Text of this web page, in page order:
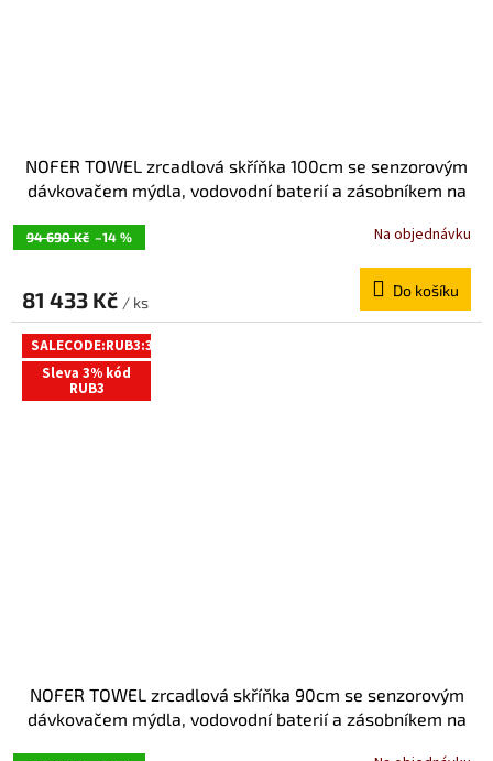
94 690 Kč –14 %
NOFER TOWEL zrcadlová skříňka 100cm se senzorovým
dávkovačem mýdla, vodovodní baterií a zásobníkem na
Na objednávku
81 433 Kč / ks
Do košíku
SALECODE:RUB3:3:%
Sleva 3% kód
RUB3
NOFER TOWEL zrcadlová skříňka 90cm se senzorovým
dávkovačem mýdla, vodovodní baterií a zásobníkem na